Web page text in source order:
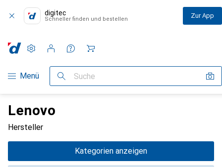
digitec
Schneller finden und bestellen Zur App
Navigation nach Kategorien
Menü Suche
Einstellungen
Kundenkonto
Vergleichslisten
Merklisten
Warenkorb
Lenovo
Hersteller
Kategorien anzeigen